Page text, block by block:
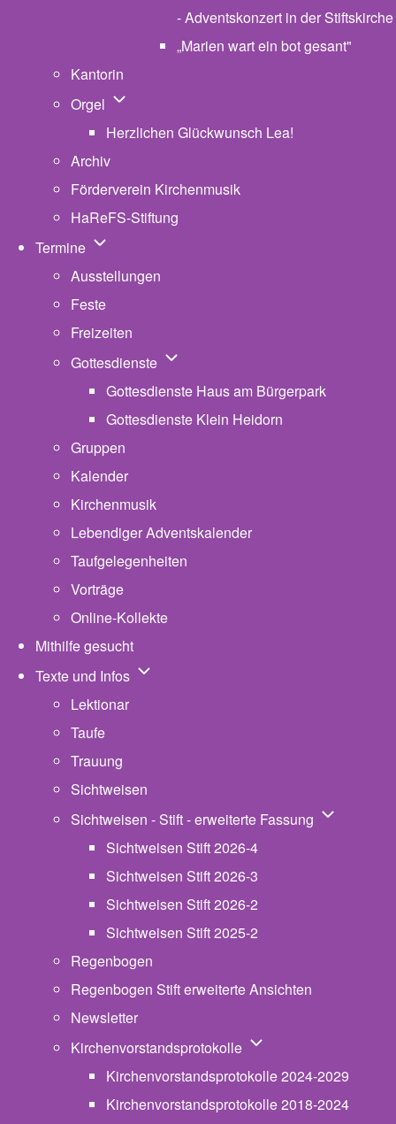
- Adventskonzert in der Stiftskirche
„Marien wart ein bot gesant"
Kantorin
Orgel Unternavigation von Orgel
Herzlichen Glückwunsch Lea!
Archiv
Förderverein Kirchenmusik
HaReFS-Stiftung
Termine Unternavigation von Termine
Ausstellungen
Feste
Freizeiten
Gottesdienste Unternavigation von Gottesdienste
Gottesdienste Haus am Bürgerpark
Gottesdienste Klein Heidorn
Gruppen
Kalender
Kirchenmusik
Lebendiger Adventskalender
Taufgelegenheiten
Vorträge
Online-Kollekte
Mithilfe gesucht
Texte und Infos Unternavigation von Texte und Infos
Lektionar
Taufe
Trauung
Sichtweisen
Sichtweisen - Stift - erweiterte Fassung
Sichtweisen Stift 2026-4
Sichtweisen Stift 2026-3
Sichtweisen Stift 2026-2
Sichtweisen Stift 2025-2
Regenbogen
Regenbogen Stift erweiterte Ansichten
Newsletter
Kirchenvorstandsprotokolle Unternavigation von
Kirchenvorstandsprotokolle 2024-2029
Kirchenvorstandsprotokolle 2018-2024